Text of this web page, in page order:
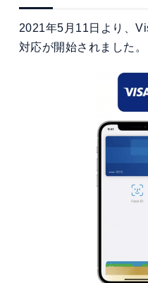
2021年5月11日より、
対応が開始されました。